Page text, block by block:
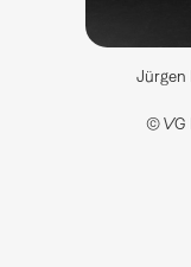
Jürgen
© VG